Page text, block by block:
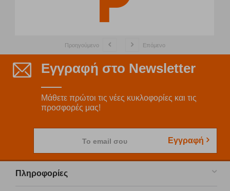
Προηγούμενο Επόμενο
Εγγραφή στο Newsletter
Μάθετε πρώτοι τις νέες κυκλοφορίες και τις
προσφορές μας!
Το email σου Εγγραφή
Πληροφορίες